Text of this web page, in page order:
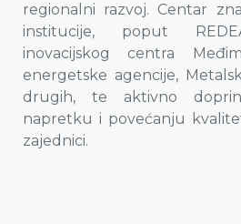
regionalni razvoj. Centar
institucije, poput
inovacijskog centra
energetske agencije,
drugih, te aktivno
napretku i povećanju
zajednici.